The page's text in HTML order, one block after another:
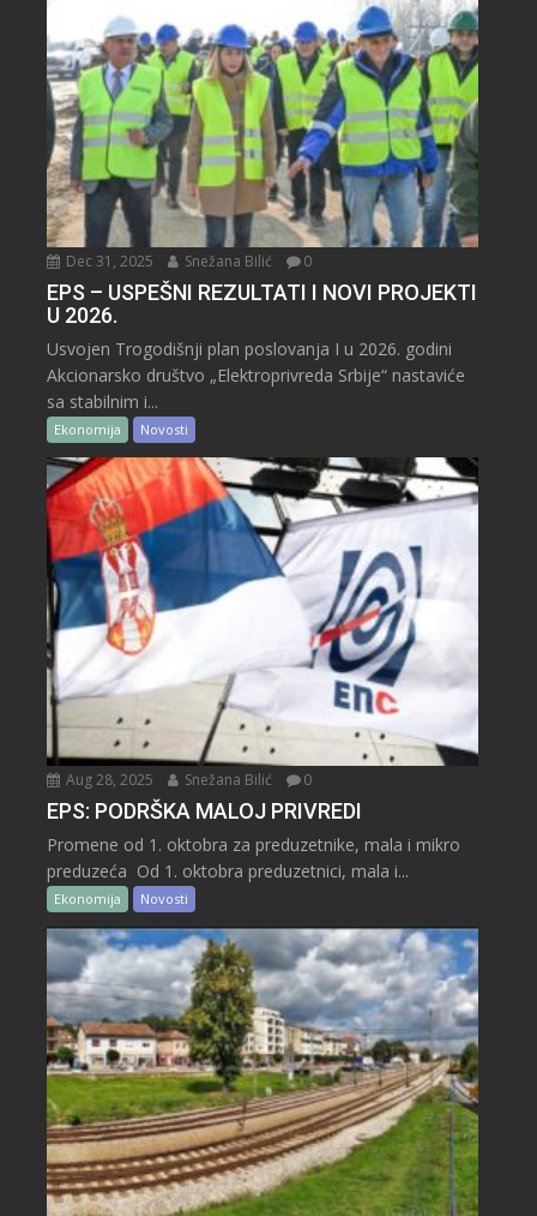
Dec 31, 2025 Snežana Bilić 0
EPS – USPEŠNI REZULTATI I NOVI PROJEKTI
U 2026.
Usvojen Trogodišnji plan poslovanja I u 2026. godini
Akcionarsko društvo „Elektroprivreda Srbije“ nastaviće
sa stabilnim i...
Ekonomija Novosti
Aug 28, 2025 Snežana Bilić 0
EPS: PODRŠKA MALOJ PRIVREDI
Promene od 1. oktobra za preduzetnike, mala i mikro
preduzeća Od 1. oktobra preduzetnici, mala i...
Ekonomija Novosti